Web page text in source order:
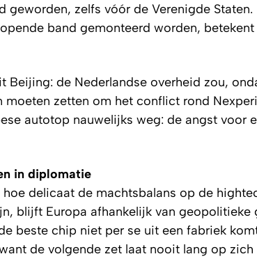
geworden, zelfs vóór de Verenigde Staten.
band gemonteerd worden,
de Nederlandse overheid zou,
moeten zetten om het conflict rond
autotop nauwelijks weg: de angst voor
in diplomatie
delicaat de machtsbalans op de
blijft Europa afhankelijk van geopolitieke
beste chip niet per se uit een fabriek
de volgende zet laat nooit lang op zich